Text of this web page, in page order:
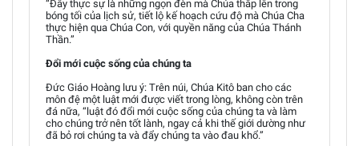
“Đây thực sự là những ngọn đèn mà Chúa thắp lên trong
bóng tối của lịch sử, tiết lộ kế hoạch cứu độ mà Chúa Cha
thực hiện qua Chúa Con, với quyền năng của Chúa Thánh
Thần.”
Đổi mới cuộc sống của chúng ta
Đức Giáo Hoàng lưu ý: Trên núi, Chúa Kitô ban cho các
môn đệ một luật mới được viết trong lòng, không còn trên
đá nữa, “luật đó đổi mới cuộc sống của chúng ta và làm
cho chúng trở nên tốt lành, ngay cả khi thế giới dường như
đã bỏ rơi chúng ta và đẩy chúng ta vào đau khổ.”